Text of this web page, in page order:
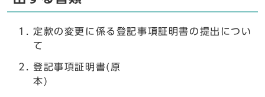
定款の変更に係る登記事項証明書の提出につい
て
登記事項証明書(原